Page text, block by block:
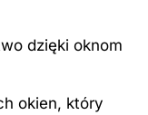
dzięki oknom
okien, który